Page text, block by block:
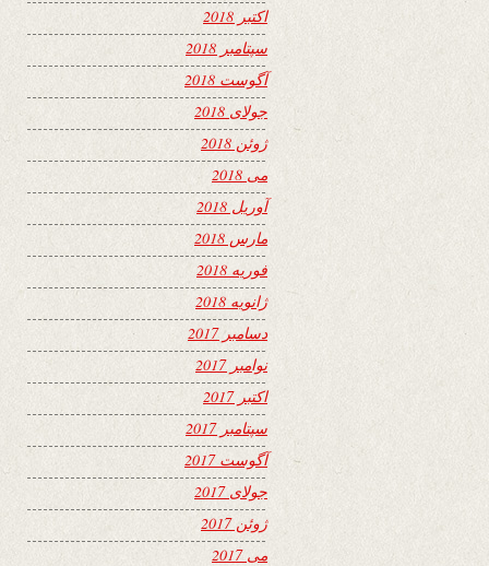
اکتبر 2018
سپتامبر 2018
آگوست 2018
جولای 2018
ژوئن 2018
می 2018
آوریل 2018
مارس 2018
فوریه 2018
ژانویه 2018
دسامبر 2017
نوامبر 2017
اکتبر 2017
سپتامبر 2017
آگوست 2017
جولای 2017
ژوئن 2017
می 2017